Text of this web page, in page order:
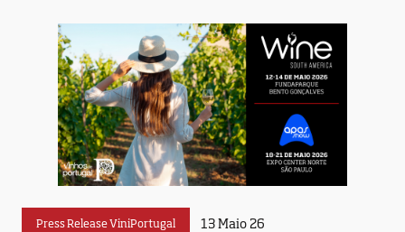
Press Release ViniPortugal 13 Maio 26